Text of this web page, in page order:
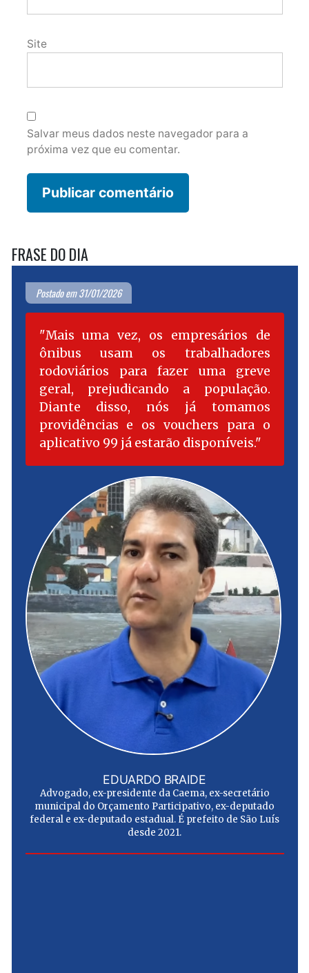
Site
Salvar meus dados neste navegador para a
próxima vez que eu comentar.
FRASE DO DIA
Postado em 31/01/2026
Mais uma vez, os empresários de
ônibus usam os trabalhadores
rodoviários para fazer uma greve
geral, prejudicando a população.
Diante disso, nós já tomamos
providências e os vouchers para o
aplicativo 99 já estarão disponíveis.
EDUARDO BRAIDE
Advogado, ex-presidente da Caema, ex-secretário
municipal do Orçamento Participativo, ex-deputado
federal e ex-deputado estadual. É prefeito de São Luís
desde 2021.